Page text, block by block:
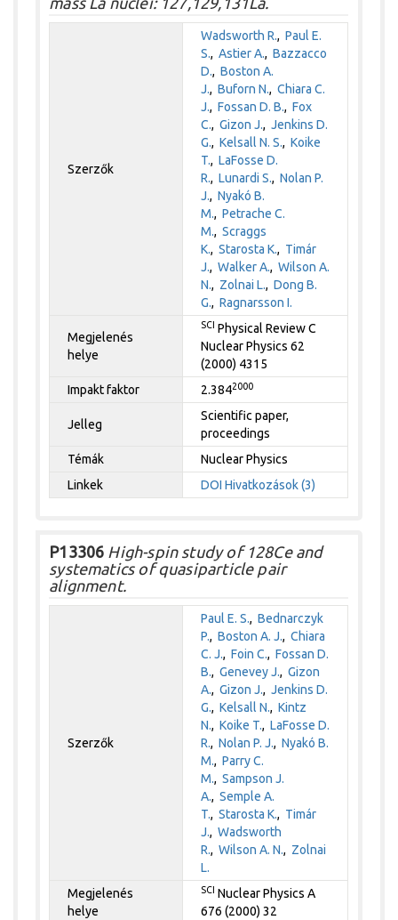
Szerzők
Wadsworth R.,Paul E.
S.,Astier A.,Bazzacco
D.,Boston A.
J.,Buforn N.,Chiara C.
J.,Fossan D. B.,Fox
C.,Gizon J.,Jenkins D.
G.,Kelsall N. S.,Koike
T.,LaFosse D.
R.,Lunardi S.,Nolan P.
J.,Nyakó B.
M.,Petrache C.
M.,Scraggs
K.,Starosta K., Timár
J.,Walker A.,Wilson A.
N., Zolnai L.,Dong B.
G.,Ragnarsson I.
Megjelenés
helye
SCI Physical Review C
Nuclear Physics 62
(2000) 4315
Impakt faktor
2.3842000
Jelleg
Scientific paper,
proceedings
Témák
Nuclear Physics
Linkek
DOI Hivatkozások (3)
P13306 High-spin study of 128Ce and
systematics of quasiparticle pair
alignment.
Szerzők
Paul E. S.,Bednarczyk
P.,Boston A. J.,Chiara
C. J.,Foin C.,Fossan D.
B.,Genevey J.,Gizon
A.,Gizon J.,Jenkins D.
G.,Kelsall N.,Kintz
N.,Koike T.,LaFosse D.
R.,Nolan P. J.,Nyakó B.
M.,Parry C.
M.,Sampson J.
A.,Semple A.
T.,Starosta K., Timár
J.,Wadsworth
R.,Wilson A. N., Zolnai
L.
Megjelenés
helye
SCI Nuclear Physics A
676 (2000) 32